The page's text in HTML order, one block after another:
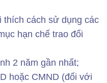
thích cách sử dụng các
hạn chế trao đổi
2 năm gần nhất;
hoặc CMND (đối với